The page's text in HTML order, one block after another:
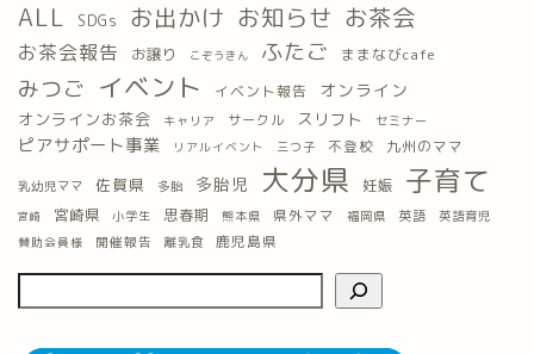
ALL SDGs お出かけ お知らせ お茶会
お茶会報告 お譲り こぞうきん ふたご ままなびcafe
みつご イベント イベント報告 オンライン
オンラインお茶会 キャリア サークル スリフト セミナー
ピアサポート事業 リアルイベント 三つ子 不登校 九州のママ
乳幼児ママ 佐賀県 多胎 多胎児 大分県 妊娠 子育て
宮崎 宮崎県 小学生 思春期 熊本県 県外ママ 福岡県 英語 英語育児
賛助会員様 開催報告 離乳食 鹿児島県